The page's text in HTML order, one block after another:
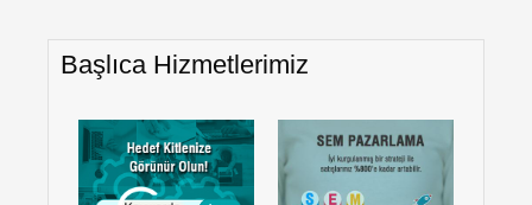
Başlıca Hizmetlerimiz